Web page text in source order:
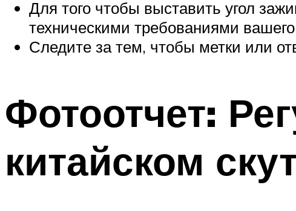
Для того чтобы выставить угол
техническими требованиями вашего
Следите за тем, чтобы метки или
Фотоотчет:
китайском